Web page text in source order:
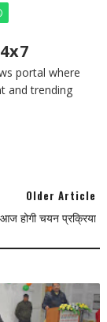
portal where
and trending
Older Article
आज होगी चयन प्रक्रिया